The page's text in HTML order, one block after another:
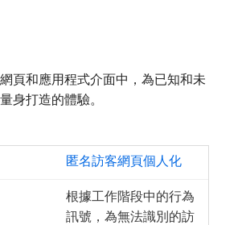
頁和應用程式介面中，為已知和未
身打造的體驗。
匿名訪客網頁個人化
根據工作階段中的行為
訊號，為無法識別的訪